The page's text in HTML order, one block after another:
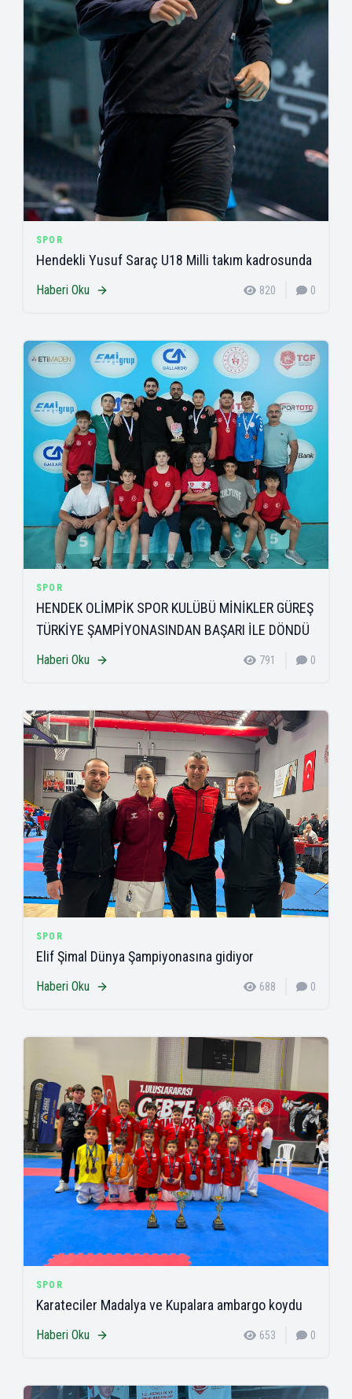
SPOR
Hendekli Yusuf Saraç U18 Milli takım kadrosunda
Haberi Oku 820 0
SPOR
HENDEK OLİMPİK SPOR KULÜBÜ MİNİKLER GÜREŞ
TÜRKİYE ŞAMPİYONASINDAN BAŞARI İLE DÖNDÜ
Haberi Oku 791 0
SPOR
Elif Şimal Dünya Şampiyonasına gidiyor
Haberi Oku 688 0
SPOR
Karateciler Madalya ve Kupalara ambargo koydu
Haberi Oku 653 0